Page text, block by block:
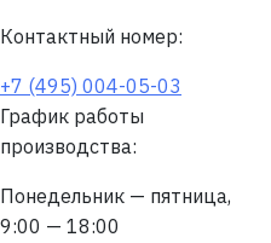
Контактный номер:
+7 (495) 004-05-03
График работы
производства:
Понедельник — пятница,
9:00 — 18:00